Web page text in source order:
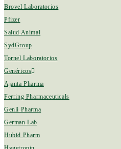
Brovel Laboratorios
Pfizer
Salud Animal
SydGroup
Tornel Laboratorios
Genéricos
Ajanta Pharma
Ferring Pharmaceuticals
Genli Pharma
German Lab
Hubid Pharm